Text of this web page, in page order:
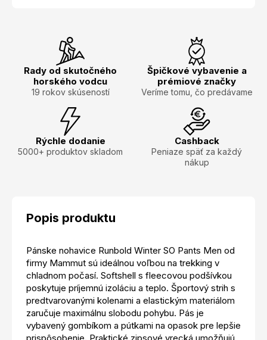
Rady od skutočného
horského vodcu
19 rokov skúseností
Špičkové vybavenie a
prémiové značky
Veríme tomu, čo predávame
Rýchle dodanie
5000+ produktov skladom
Cashback
Peniaze späť za každý
nákup
Popis produktu
Pánske nohavice Runbold Winter SO Pants Men od
firmy Mammut sú ideálnou voľbou na trekking v
chladnom počasí. Softshell s fleecovou podšívkou
poskytuje príjemnú izoláciu a teplo. Športový strih s
predtvarovanými kolenami a elastickým materiálom
zaručuje maximálnu slobodu pohybu. Pás je
vybavený gombíkom a pútkami na opasok pre lepšie